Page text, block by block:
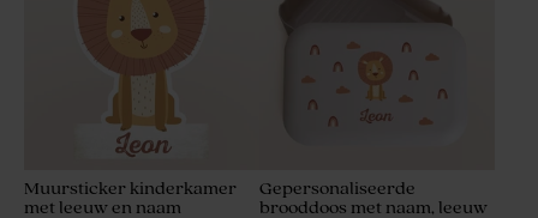
Muursticker kinderkamer
met leeuw en naam
Gepersonaliseerde
brooddoos met naam, leeuw